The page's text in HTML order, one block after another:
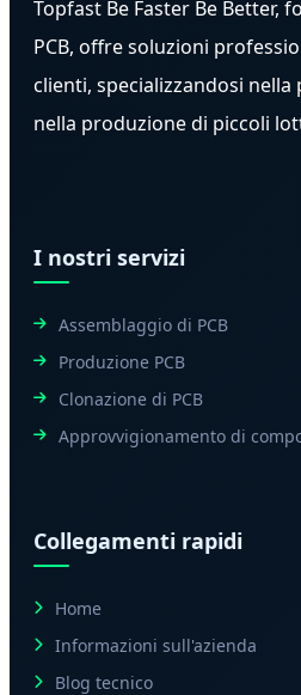
Topfast Be Faster Be Better,
PCB, offre soluzioni
clienti, specializzandosi
nella produzione di piccoli
I nostri servizi
Assemblaggio di PCB
Produzione PCB
Clonazione di PCB
Approvvigionamento di
Collegamenti rapidi
Home
Informazioni sull'azienda
Blog tecnico